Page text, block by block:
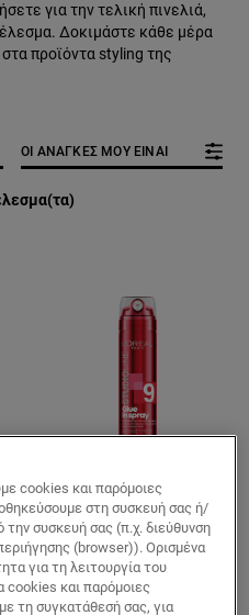
για την τελική πινελιά,
Δοκιμάστε κάθε μέρα
προϊόντα styling της
ΟΙ ΑΝΑΓΚΕΣ ΜΟΥ ΕΙΝΑΙ
Studio Line
Glue-in-Spray για
Κράτημα Μαλλιών
cookies και παρόμοιες
στη συσκευή σας ή/
συσκευή σας (π.χ. διεύθυνση
(browser)). Ορισμένα
για τη λειτουργία του
cookies και παρόμοιες
τη συγκατάθεσή σας, για